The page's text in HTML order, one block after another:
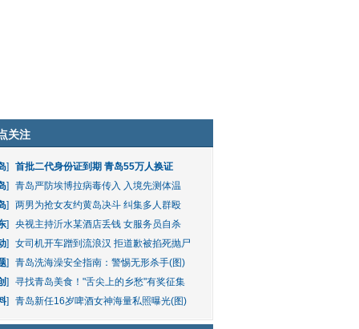
关注
]
首批二代身份证到期 青岛55万人换证
]
青岛严防埃博拉病毒传入 入境先测体温
]
两男为抢女友约黄岛决斗 纠集多人群殴
]
央视主持沂水某酒店丢钱 女服务员自杀
]
女司机开车蹭到流浪汉 拒道歉被掐死抛尸
]
青岛洗海澡安全指南：警惕无形杀手(图)
]
寻找青岛美食！"舌尖上的乡愁"有奖征集
] 青岛新任16岁啤酒女神海量私照曝光(图)